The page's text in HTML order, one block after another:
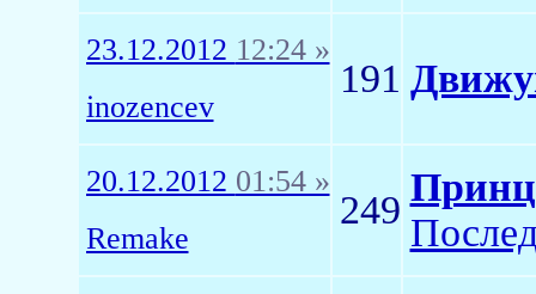
23.12.2012 12:24 »
inozencev
191
20.12.2012 01:54 »
Remake
249